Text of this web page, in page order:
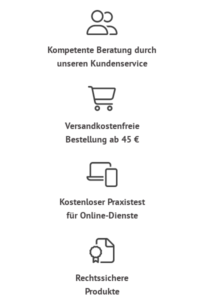
Kompetente Beratung durch
unseren Kundenservice
Versandkostenfreie
Bestellung ab 45 €
Kostenloser Praxistest
für Online-Dienste
Rechtssichere
Produkte